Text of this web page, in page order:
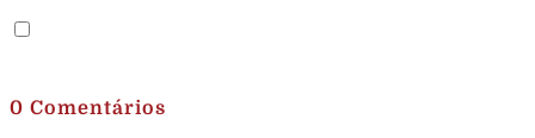
0 Comentários